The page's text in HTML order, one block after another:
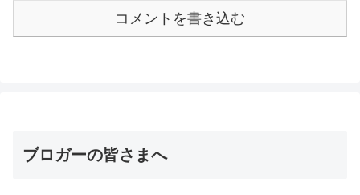
コメントを書き込む
ブロガーの皆さまへ